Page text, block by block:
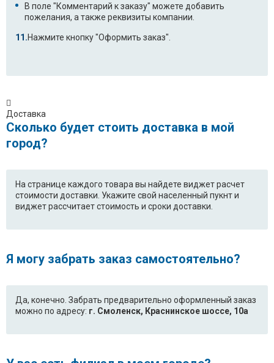
В поле "Комментарий к заказу" можете добавить
пожелания, а также реквизиты компании.
Нажмите кнопку "Оформить заказ".
Доставка
Сколько будет стоить доставка в мой
город?
На странице каждого товара вы найдете виджет расчет
стоимости доставки. Укажите свой населенный пукнт и
виджет рассчитает стоимость и сроки доставки.
Я могу забрать заказ самостоятельно?
Да, конечно. Забрать предварительно оформленный заказ
можно по адресу: г. Смоленск, Краснинское шоссе, 10а